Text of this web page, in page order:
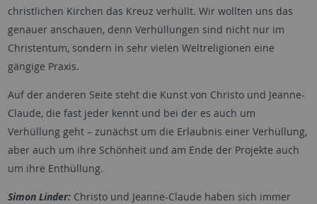
christlichen Kirchen das Kreuz verhüllt. Wir wollten uns das
genauer anschauen, denn Verhüllungen sind nicht nur im
Christentum, sondern in sehr vielen Weltreligionen eine
gängige Praxis.
Auf der anderen Seite steht die Kunst von Christo und Jeanne-
Claude, die fast jeder kennt und bei der es auch um
Verhüllung geht – zunächst um die Erlaubnis einer Verhüllung,
aber auch um ihre Schönheit und am Ende der Projekte auch
um ihre Enthüllung.
Simon Linder: Christo und Jeanne-Claude haben sich immer